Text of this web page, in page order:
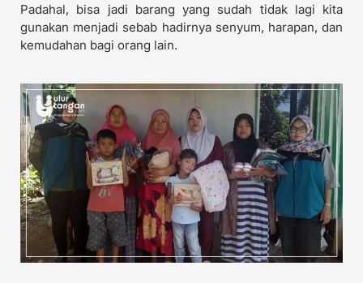
Padahal, bisa jadi barang yang sudah tidak lagi kita
gunakan menjadi sebab hadirnya senyum, harapan, dan
kemudahan bagi orang lain.